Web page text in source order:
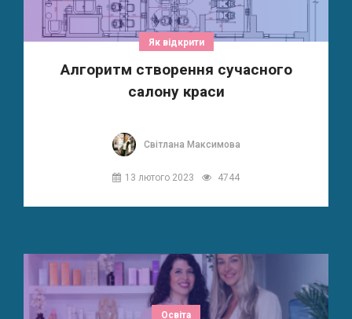
Як відкрити
Алгоритм створення сучасного
салону краси
Світлана Максимова
13 лютого 2023 4744
Освіта